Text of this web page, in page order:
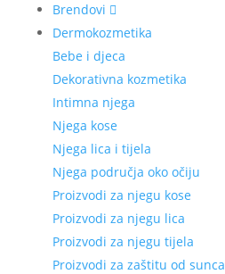
Brendovi
Dermokozmetika
Bebe i djeca
Dekorativna kozmetika
Intimna njega
Njega kose
Njega lica i tijela
Njega područja oko očiju
Proizvodi za njegu kose
Proizvodi za njegu lica
Proizvodi za njegu tijela
Proizvodi za zaštitu od sunca